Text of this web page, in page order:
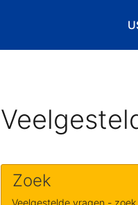
Zoek
Veelgestelde vragen -